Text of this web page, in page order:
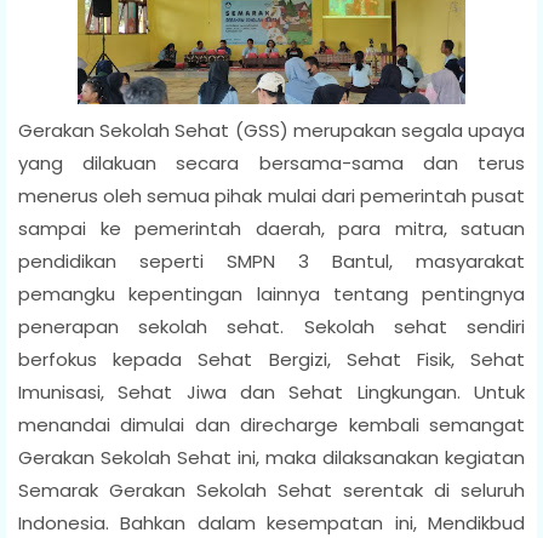
Gerakan Sekolah Sehat (GSS) merupakan segala upaya
yang dilakuan secara bersama-sama dan terus
menerus oleh semua pihak mulai dari pemerintah pusat
sampai ke pemerintah daerah, para mitra, satuan
pendidikan seperti SMPN 3 Bantul, masyarakat
pemangku kepentingan lainnya tentang pentingnya
penerapan sekolah sehat. Sekolah sehat sendiri
berfokus kepada Sehat Bergizi, Sehat Fisik, Sehat
Imunisasi, Sehat Jiwa dan Sehat Lingkungan. Untuk
menandai dimulai dan direcharge kembali semangat
Gerakan Sekolah Sehat ini, maka dilaksanakan kegiatan
Semarak Gerakan Sekolah Sehat serentak di seluruh
Indonesia. Bahkan dalam kesempatan ini, Mendikbud